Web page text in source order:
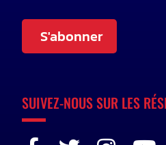
S'abonner
SUIVEZ-NOUS SUR LES